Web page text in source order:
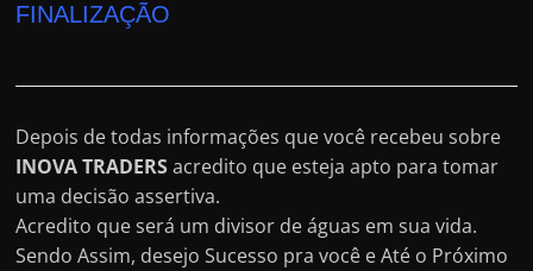
FINALIZAÇÃO
Depois de todas informações que você recebeu sobre
INOVA TRADERSacredito que esteja apto para tomar
uma decisão assertiva.
Acredito que será um divisor de águas em sua vida.
Sendo Assim, desejo Sucesso pra você e Até o Próximo